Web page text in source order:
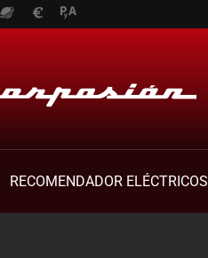
RECOMENDADOR ELÉCTRICOS